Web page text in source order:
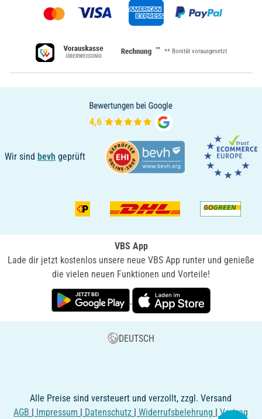
** ** Bonität vorausgesetzt
Wir sind bevh geprüft
VBS App
Lade dir jetzt kostenlos unsere neue VBS App runter und genieße
die vielen neuen Funktionen und Vorteile!
DEUTSCH
Alle Preise sind versteuert und verzollt, zzgl. Versand
AGB
Impressum Datenschutz |Widerrufsbelehrung |Vertrag